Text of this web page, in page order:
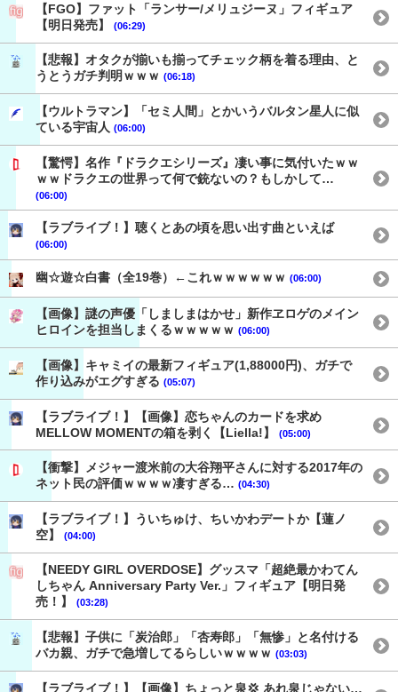
【FGO】ファット「ランサー/メリュジーヌ」フィギュア
【明日発売】
(06:29)
【悲報】オタクが揃いも揃ってチェック柄を着る理由、と
うとうガチ判明ｗｗｗ (06:18)
【ウルトラマン】「セミ人間」とかいうバルタン星人に似
ている宇宙人 (06:00)
【驚愕】名作『ドラクエシリーズ』凄い事に気付いたｗｗ
ｗｗドラクエの世界って何で銃ないの？もしかして…
(06:00)
【ラブライブ！】聴くとあの頃を思い出す曲といえば
(06:00)
幽☆遊☆白書（全19巻）←これｗｗｗｗｗｗ (06:00)
【画像】謎の声優「しましまはかせ」新作ヱロゲのメイン
ヒロインを担当しまくるｗｗｗｗｗ (06:00)
【画像】キャミイの最新フィギュア(1,88000円)、ガチで
作り込みがエグすぎる (05:07)
【ラブライブ！】【画像】恋ちゃんのカードを求め
MELLOW MOMENTの箱を剥く【Liella!】
(05:00)
【衝撃】メジャー渡米前の大谷翔平さんに対する2017年の
ネット民の評価ｗｗｗｗ凄すぎる… (04:30)
【ラブライブ！】ういちゅけ、ちいかわデートか【蓮ノ
空】
(04:00)
【NEEDY GIRL OVERDOSE】グッスマ「超絶最かわてん
しちゃん Anniversary Party Ver.」フィギュア【明日発
売！】
(03:28)
【悲報】子供に「炭治郎」「杏寿郎」「無惨」と名付ける
バカ親、ガチで急増してるらしいｗｗｗｗ (03:03)
【ラブライブ！】【画像】ちょっと泉💢 あれ泉じゃない…